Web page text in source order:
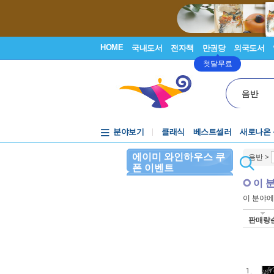
HOME 국내도서 전자책 만권당
첫달무료
외국도서
음반
분야보기 클래식 베스트셀러 새로나온
에이미 와인하우스 쿠
폰 이벤트
음반>
이
이 분야
판매량
1.